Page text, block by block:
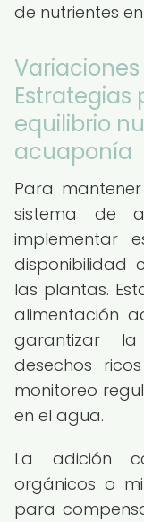
de nutrientes
equilibrio
acuaponía
Para
sistema de
implementar
disponibilidad
las plantas.
alimentación
garantizar
desechos
monitoreo
en el agua.
La adición
orgánicos o
para